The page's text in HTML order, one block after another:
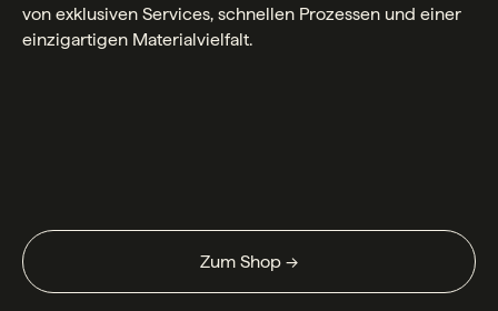
von exklusiven Services, schnellen Prozessen und einer
einzigartigen Materialvielfalt.
Zum Shop →